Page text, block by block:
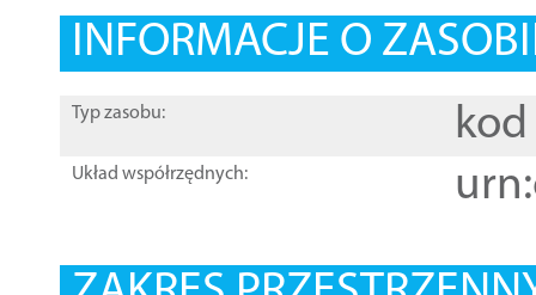
INFORMACJE O
Typ zasobu: kod
Układ współrzędnych: